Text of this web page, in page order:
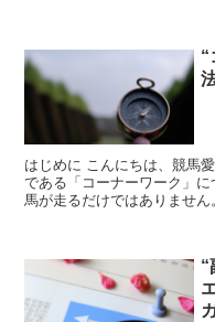
“
はじめに こんにちは、競馬
である「コーナーワーク」
馬が走るだけではありませ
“